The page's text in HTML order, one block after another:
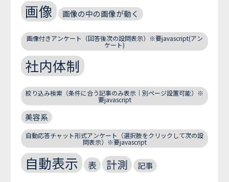
画像 画像の中の画像が動く
画像付きアンケート（回答後次の設問表示）※要javascript(アン
ケート)
社内体制
絞り込み検索（条件に合う記事のみ表示｜別ページ設置可能）※
要javascript
美容系
自動応答チャット形式アンケート（選択肢をクリックして次の設
問表示）※要javascript
自動表示 表 計測 記事